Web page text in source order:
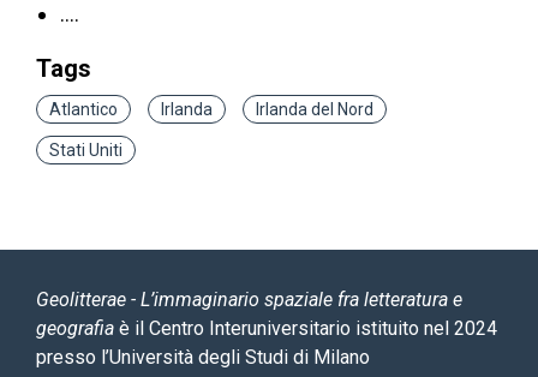
….
Tags
Atlantico Irlanda Irlanda del Nord
Stati Uniti
Geolitterae - L’immaginario spaziale fra letteratura e
geografia è il Centro Interuniversitario istituito nel 2024
presso l’Università degli Studi di Milano